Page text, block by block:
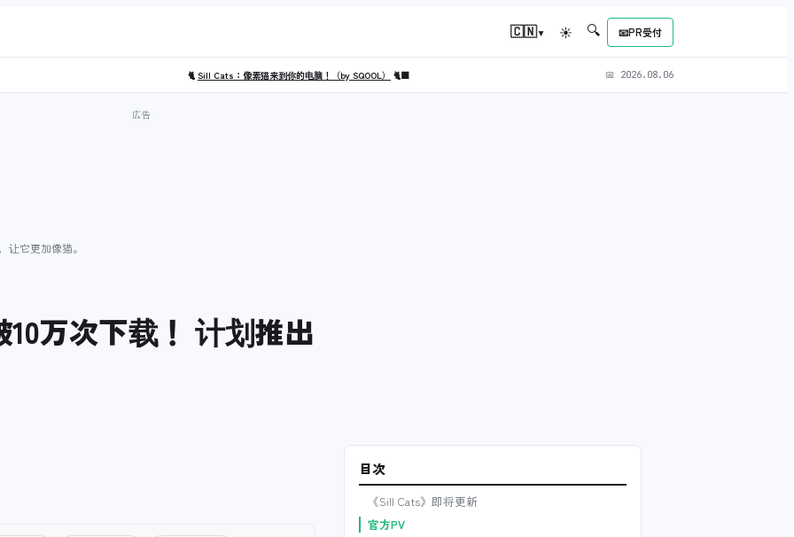
🇨🇳▾ ☀ 🔍 📧PR受付
🐈Sill Cats：像素猫来到你的电脑！（by SQOOL） 🐈‍⬛ 📅 2026.08.06
让它更加像猫。
万次下载！ 计划推出
目次
《Sill Cats》即将更新
官方PV